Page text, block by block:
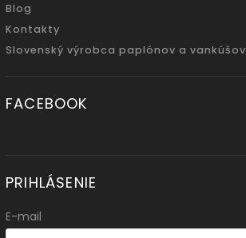
Blog
Kontakty
Slovenský výrobca paplónov a vankúšov
FACEBOOK
PRIHLÁSENIE
E-mail